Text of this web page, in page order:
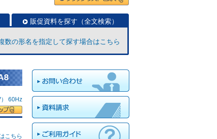
販促資料を探す（全文検索）
数の形名を指定して探す場合はこちら
60Hz
こちら